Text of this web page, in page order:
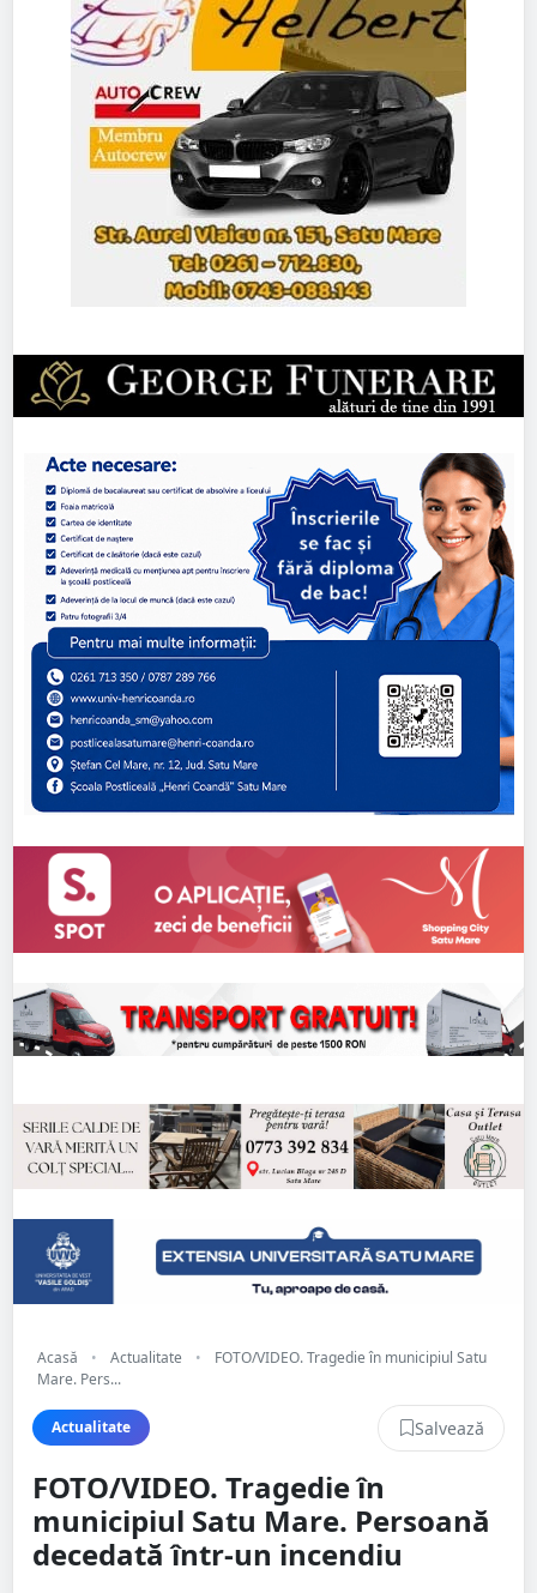
Acasă • Actualitate •
FOTO/VIDEO. Tragedie în municipiul Satu
Mare. Pers...
Actualitate Salvează
FOTO/VIDEO. Tragedie în
municipiul Satu Mare. Persoană
decedată într-un incendiu